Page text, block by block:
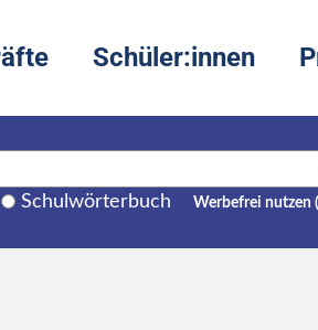
Schüler:innen
Schulwörterbuch Werbefrei nutzen